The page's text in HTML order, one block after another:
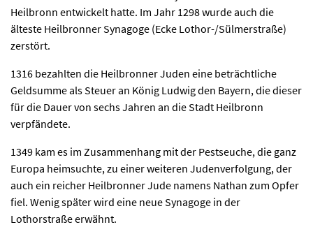
Heilbronn entwickelt hatte. Im Jahr 1298 wurde auch die
älteste Heilbronner Synagoge (Ecke Lothor-/Sülmerstraße)
zerstört.
1316 bezahlten die Heilbronner Juden eine beträchtliche
Geldsumme als Steuer an König Ludwig den Bayern, die dieser
für die Dauer von sechs Jahren an die Stadt Heilbronn
verpfändete.
1349 kam es im Zusammenhang mit der Pestseuche, die ganz
Europa heimsuchte, zu einer weiteren Judenverfolgung, der
auch ein reicher Heilbronner Jude namens Nathan zum Opfer
fiel. Wenig später wird eine neue Synagoge in der
Lothorstraße erwähnt.